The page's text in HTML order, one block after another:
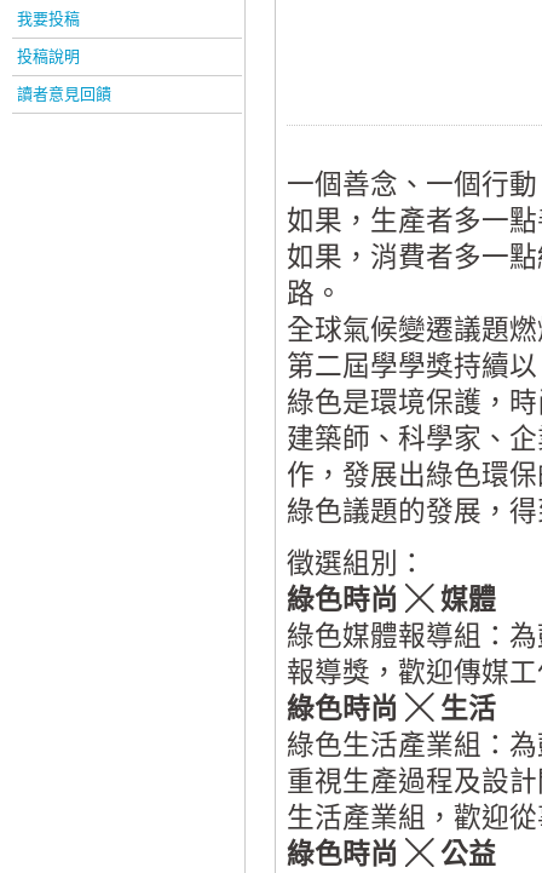
我要投稿
投稿說明
讀者意見回饋
一個善念、一個行
如果，生產者多一
如果，消費者多一
路。
全球氣候變遷議題
第二屆學學獎持續
綠色是環境保護，
建築師、科學家、
作，發展出綠色環
綠色議題的發展，
徵選組別：
綠色時尚 ╳ 媒體
綠色媒體報導組：
報導獎，歡迎傳媒
綠色時尚 ╳ 生活
綠色生活產業組：
重視生產過程及設
生活產業組，歡迎
綠色時尚 ╳ 公益